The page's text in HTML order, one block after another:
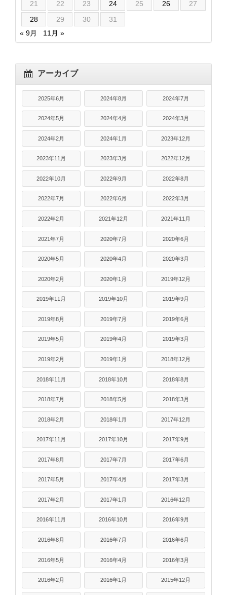
21
22 23 24 25 26
27
28
29 30
31
« 9月
11月 »
アーカイブ
2025年6月 2024年8月 2024年7月
2024年5月 2024年4月 2024年3月
2024年2月 2024年1月 2023年12月
2023年11月 2023年3月 2022年12月
2022年10月 2022年9月 2022年8月
2022年7月 2022年6月 2022年3月
2022年2月 2021年12月 2021年11月
2021年7月 2020年7月 2020年6月
2020年5月 2020年4月 2020年3月
2020年2月 2020年1月 2019年12月
2019年11月 2019年10月 2019年9月
2019年8月 2019年7月 2019年6月
2019年5月 2019年4月 2019年3月
2019年2月 2019年1月 2018年12月
2018年11月 2018年10月 2018年8月
2018年7月 2018年5月 2018年3月
2018年2月 2018年1月 2017年12月
2017年11月 2017年10月 2017年9月
2017年8月 2017年7月 2017年6月
2017年5月 2017年4月 2017年3月
2017年2月 2017年1月 2016年12月
2016年11月 2016年10月 2016年9月
2016年8月 2016年7月 2016年6月
2016年5月 2016年4月 2016年3月
2016年2月 2016年1月 2015年12月